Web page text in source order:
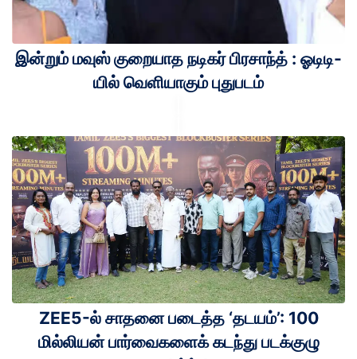
இன்றும் மவுஸ் குறையாத நடிகர் பிரசாந்த் : ஓடிடி-
யில் வெளியாகும் புதுபடம்
ZEE5-ல் சாதனை படைத்த ‘தடயம்’: 100
மில்லியன் பார்வைகளைக் கடந்து படக்குழு